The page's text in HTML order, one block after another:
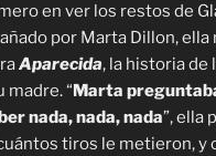
en ver los restos de
por Marta Dillon, ella
Aparecida, la historia de
madre. “ Marta
nada, nada, nada”, ella
tiros le metieron, y